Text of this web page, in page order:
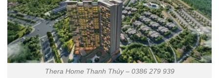
Thera Home Thanh Thủy – 0386 279 939